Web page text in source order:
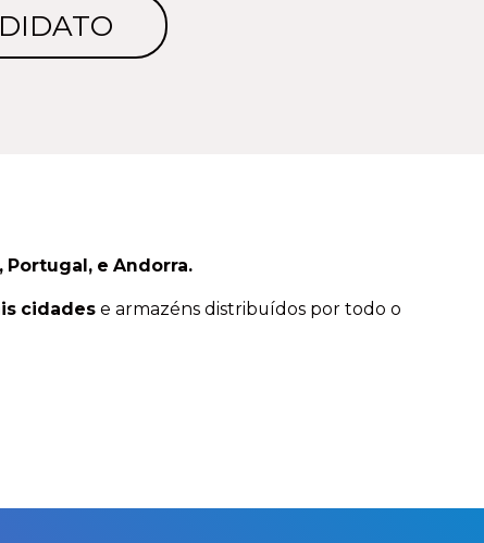
Portugal, e Andorra.
cidades e armazéns distribuídos por todo o